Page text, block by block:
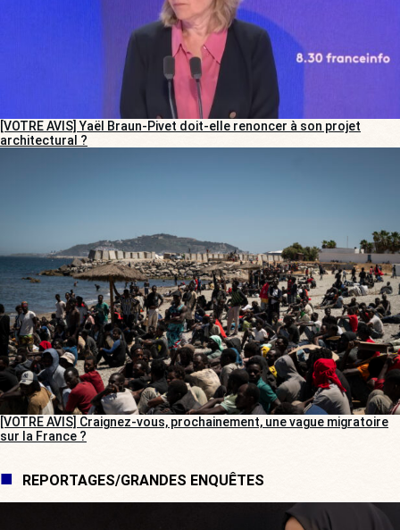
[VOTRE AVIS] Yaël Braun-Pivet doit-elle renoncer à son projet
architectural ?
[VOTRE AVIS] Craignez-vous, prochainement, une vague migratoire
sur la France ?
REPORTAGES/GRANDES ENQUÊTES